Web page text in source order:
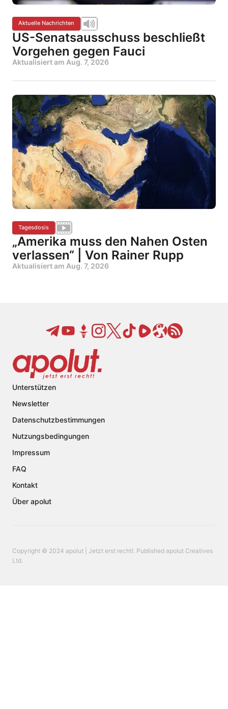
Aktuelle Nachrichten
US-Senatsausschuss beschließt
Vorgehen gegen Fauci
Aktualisiert am Aug. 7, 2026
Tagesdosis
„Amerika muss den Nahen Osten
verlassen“ | Von Rainer Rupp
Aktualisiert am Aug. 7, 2026
Unterstützen
Newsletter
Datenschutzbestimmungen
Nutzungsbedingungen
Impressum
FAQ
Kontakt
Über apolut
Copyright © 2024 apolut | Jetzt erst recht!. Published apolut Creatives
Ltd.